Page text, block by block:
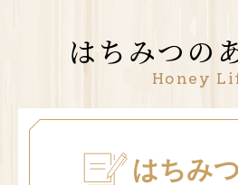
はちみつの
Honey
はちみ